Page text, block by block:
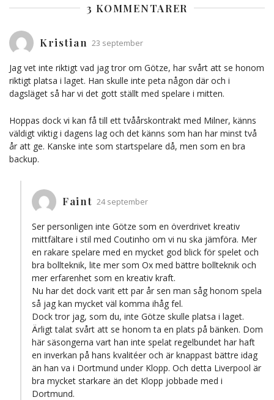
3 KOMMENTARER
Kristian 23 september
Jag vet inte riktigt vad jag tror om Götze, har svårt att se honom
riktigt platsa i laget. Han skulle inte peta någon där och i
dagsläget så har vi det gott ställt med spelare i mitten.
Hoppas dock vi kan få till ett tvåårskontrakt med Milner, känns
väldigt viktig i dagens lag och det känns som han har minst två
år att ge. Kanske inte som startspelare då, men som en bra
backup.
Faint 24 september
Ser personligen inte Götze som en överdrivet kreativ
mittfältare i stil med Coutinho om vi nu ska jämföra. Mer
en rakare spelare med en mycket god blick för spelet och
bra bollteknik, lite mer som Ox med bättre bollteknik och
mer erfarenhet som en kreativ kraft.
Nu har det dock varit ett par år sen man såg honom spela
så jag kan mycket väl komma ihåg fel.
Dock tror jag, som du, inte Götze skulle platsa i laget.
Ärligt talat svårt att se honom ta en plats på bänken. Dom
här säsongerna vart han inte spelat regelbundet har haft
en inverkan på hans kvalitéer och är knappast bättre idag
än han va i Dortmund under Klopp. Och detta Liverpool är
bra mycket starkare än det Klopp jobbade med i
Dortmund.